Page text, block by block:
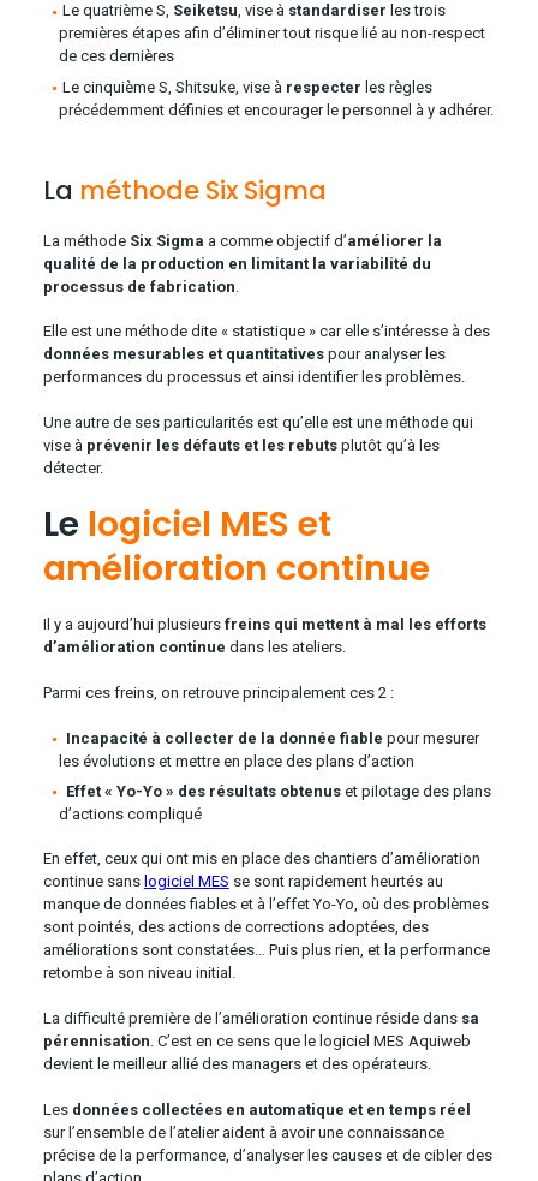
Le quatrième S, Seiketsu, vise à standardiser les trois
premières étapes afin d’éliminer tout risque lié au non-respect
de ces dernières
Le cinquième S, Shitsuke, vise à respecter les règles
précédemment définies et encourager le personnel à y adhérer.
La méthode Six Sigma
La méthode Six Sigma a comme objectif d’améliorer la
qualité de la production en limitant la variabilité du
processus de fabrication
Elle est une méthode dite « statistique » car elle s’intéresse à des
données mesurables et quantitativespour analyser les
performances du processus et ainsi identifier les problèmes.
Une autre de ses particularités est qu’elle est une méthode qui
vise à prévenir les défauts et les rebuts plutôt qu’à les
détecter.
Le logiciel MES et
amélioration continue
Il y a aujourd’hui plusieursfreins qui mettent à mal les efforts
d’amélioration continue dans les ateliers.
Parmi ces freins, on retrouve principalement ces 2 :
Incapacité à collecter de la donnée fiable pour mesurer
les évolutions et mettre en place des plans d’action
Effet « Yo-Yo » des résultats obtenus et pilotage des plans
d’actions compliqué
En effet, ceux qui ont mis en place des chantiers d’amélioration
continue sans logiciel MES se sont rapidement heurtés au
manque de données fiables et à l’effet Yo-Yo, où des problèmes
sont pointés, des actions de corrections adoptées, des
améliorations sont constatées… Puis plus rien, et la performance
retombe à son niveau initial.
La difficulté première de l’amélioration continue réside dans sa
pérennisation. C’est en ce sens que le logiciel MES Aquiweb
devient le meilleur allié des managers et des opérateurs.
Les données collectées en automatique et en temps réel
sur l’ensemble de l’atelier aident à avoir une connaissance
précise de la performance, d’analyser les causes et de cibler des